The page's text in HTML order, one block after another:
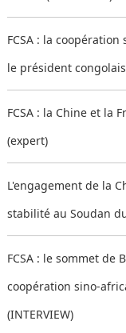
FCSA : la
le président congolais
FCSA : la Chine et la
(expert)
L'engagement de la
stabilité au Soudan
FCSA : le sommet
coopération sino-
(INTERVIEW)